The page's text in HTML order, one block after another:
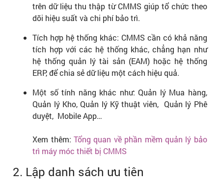
trên dữ liệu thu thập từ CMMS giúp tổ chức theo
dõi hiệu suất và chi phí bảo trì.
Tích hợp hệ thống khác: CMMS cần có khả năng
tích hợp với các hệ thống khác, chẳng hạn như
hệ thống quản lý tài sản (EAM) hoặc hệ thống
ERP, để chia sẻ dữ liệu một cách hiệu quả.
Một số tính năng khác như: Quản lý Mua hàng,
Quản lý Kho, Quản lý Kỹ thuật viên, Quản lý Phê
duyệt, Mobile App…
Xem thêm:Tổng quan về phần mềm quản lý bảo
trì máy móc thiết bị CMMS
2. Lập danh sách ưu tiên